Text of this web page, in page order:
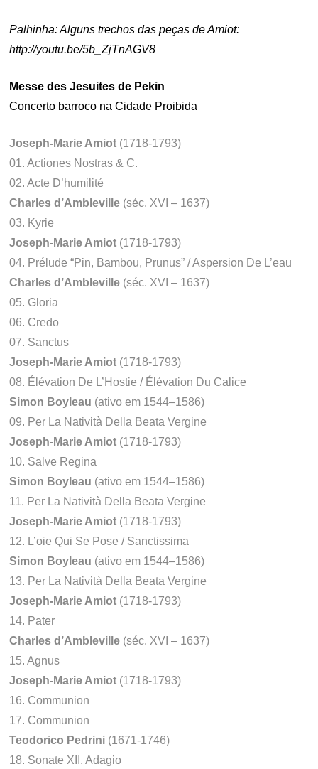
Palhinha: Alguns trechos das peças de Amiot:
http://youtu.be/5b_ZjTnAGV8
Messe des Jesuites de Pekin
Concerto barroco na Cidade Proibida
Joseph-Marie Amiot (1718-1793)
01. Actiones Nostras & C.
02. Acte D’humilité
Charles d’Ambleville (séc. XVI – 1637)
03. Kyrie
Joseph-Marie Amiot (1718-1793)
04. Prélude “Pin, Bambou, Prunus” / Aspersion De L’eau
Charles d’Ambleville (séc. XVI – 1637)
05. Gloria
06. Credo
07. Sanctus
Joseph-Marie Amiot (1718-1793)
08. Élévation De L’Hostie / Élévation Du Calice
Simon Boyleau (ativo em 1544–1586)
09. Per La Natività Della Beata Vergine
Joseph-Marie Amiot (1718-1793)
10. Salve Regina
Simon Boyleau (ativo em 1544–1586)
11. Per La Natività Della Beata Vergine
Joseph-Marie Amiot (1718-1793)
12. L’oie Qui Se Pose / Sanctissima
Simon Boyleau (ativo em 1544–1586)
13. Per La Natività Della Beata Vergine
Joseph-Marie Amiot (1718-1793)
14. Pater
Charles d’Ambleville (séc. XVI – 1637)
15. Agnus
Joseph-Marie Amiot (1718-1793)
16. Communion
17. Communion
Teodorico Pedrini (1671-1746)
18. Sonate XII, Adagio